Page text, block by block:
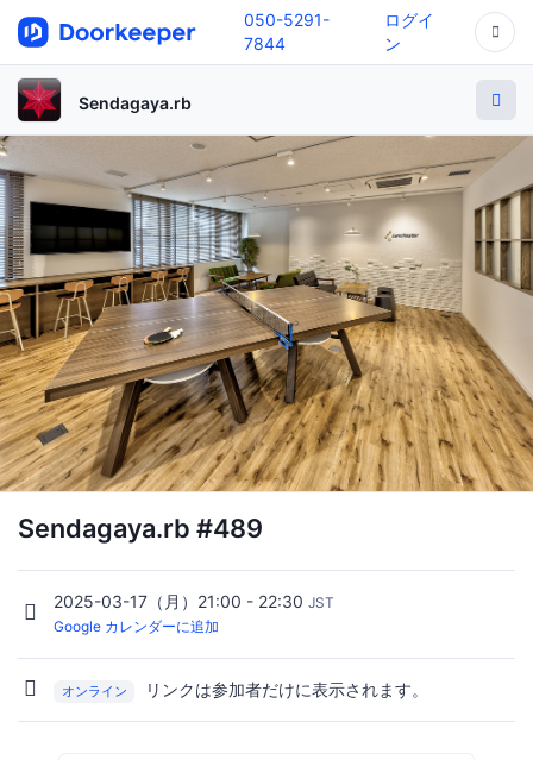
050-5291-
7844
ログイ
ン
Sendagaya.rb
Sendagaya.rb #489
2025-03-17（月）21:00 - 22:30 JST
Google カレンダーに追加
オンライン リンクは参加者だけに表示されます。